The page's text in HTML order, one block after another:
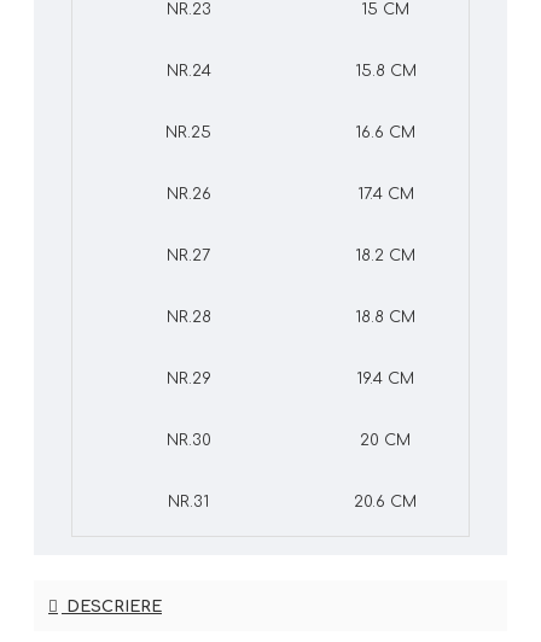
NR.23 15 CM
NR.24 15.8 CM
NR.25 16.6 CM
NR.26 17.4 CM
NR.27 18.2 CM
NR.28 18.8 CM
NR.29 19.4 CM
NR.30 20 CM
NR.31 20.6 CM
DESCRIERE